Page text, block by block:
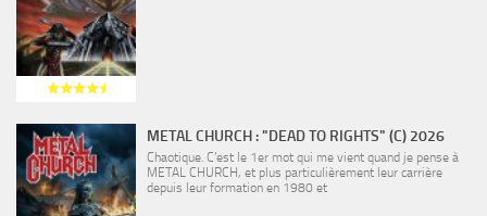
METAL CHURCH : "DEAD TO RIGHTS" (C) 2026
Chaotique. C’est le 1er mot qui me vient quand je pense à
METAL CHURCH, et plus particulièrement leur carrière
depuis leur formation en 1980 et